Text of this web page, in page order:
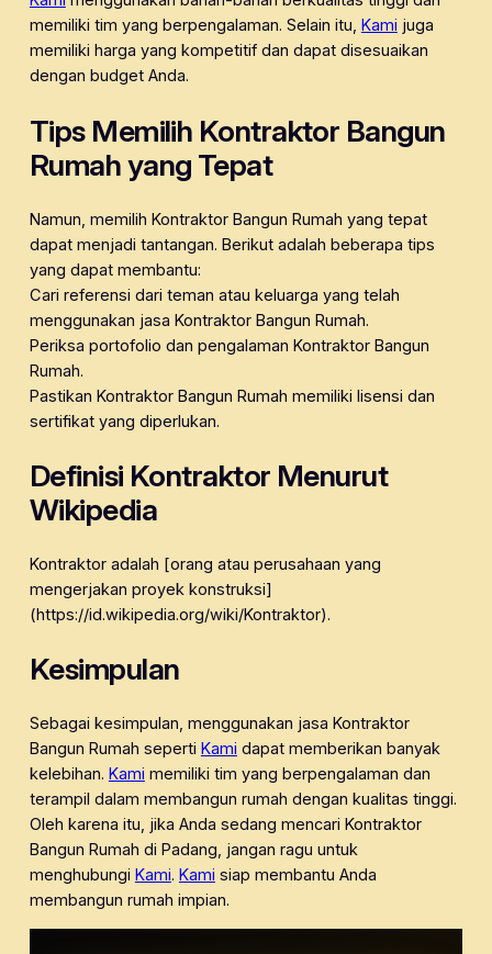
memiliki tim yang berpengalaman. Selain itu, Kami juga
memiliki harga yang kompetitif dan dapat disesuaikan
dengan budget Anda.
Tips Memilih Kontraktor Bangun
Rumah yang Tepat
Namun, memilih Kontraktor Bangun Rumah yang tepat
dapat menjadi tantangan. Berikut adalah beberapa tips
yang dapat membantu:
Cari referensi dari teman atau keluarga yang telah
menggunakan jasa Kontraktor Bangun Rumah.
Periksa portofolio dan pengalaman Kontraktor Bangun
Rumah.
Pastikan Kontraktor Bangun Rumah memiliki lisensi dan
sertifikat yang diperlukan.
Definisi Kontraktor Menurut
Wikipedia
Kontraktor adalah [orang atau perusahaan yang
mengerjakan proyek konstruksi]
(https://id.wikipedia.org/wiki/Kontraktor).
Kesimpulan
Sebagai kesimpulan, menggunakan jasa Kontraktor
Bangun Rumah seperti Kami dapat memberikan banyak
kelebihan. Kami memiliki tim yang berpengalaman dan
terampil dalam membangun rumah dengan kualitas tinggi.
Oleh karena itu, jika Anda sedang mencari Kontraktor
Bangun Rumah di Padang, jangan ragu untuk
menghubungi Kami. Kami siap membantu Anda
membangun rumah impian.